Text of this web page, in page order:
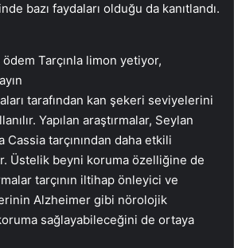
bazı faydaları olduğu da kanıtlandı.
tarafından kan şekeri seviyelerini
Yapılan araştırmalar, Seylan
Cassia tarçınından daha etkili
Üstelik beyni koruma özelliğine de
tarçının iltihap önleyici ve
Alzheimer gibi nörolojik
sağlayabileceğini de ortaya